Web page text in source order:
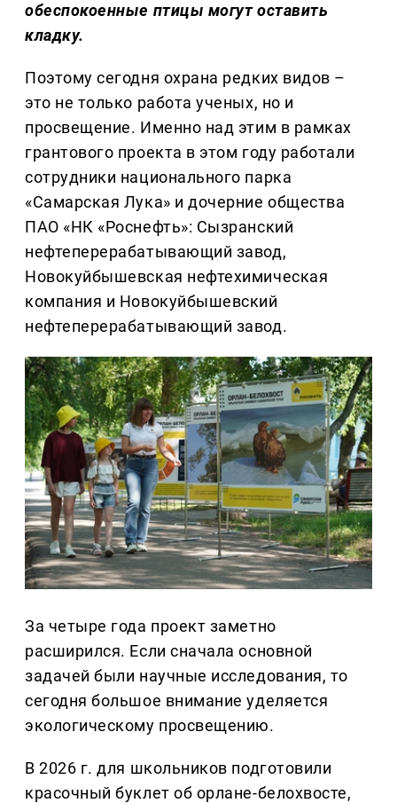
обеспокоенные птицы могут оставить
кладку.
Поэтому сегодня охрана редких видов –
это не только работа ученых, но и
просвещение. Именно над этим в рамках
грантового проекта в этом году работали
сотрудники национального парка
«Самарская Лука» и дочерние общества
ПАО «НК «Роснефть»: Сызранский
нефтеперерабатывающий завод,
Новокуйбышевская нефтехимическая
компания и Новокуйбышевский
нефтеперерабатывающий завод.
За четыре года проект заметно
расширился. Если сначала основной
задачей были научные исследования, то
сегодня большое внимание уделяется
экологическому просвещению.
В 2026 г. для школьников подготовили
красочный буклет об орлане-белохвосте,